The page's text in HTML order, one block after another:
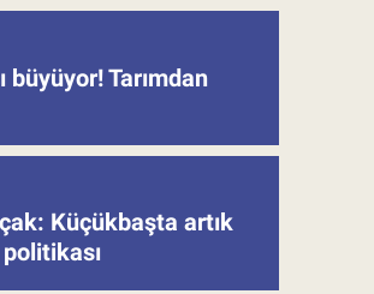
Tarımdan
Küçükbaşta artık